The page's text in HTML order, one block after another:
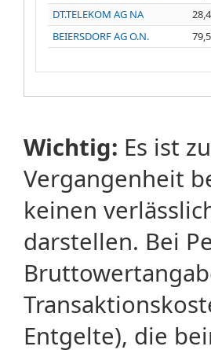
DT.TELEKOM AG NA
BEIERSDORF AG O.N.
Wichtig: Es ist
Vergangenheit
keinen
darstellen. Bei
Entgelte), die